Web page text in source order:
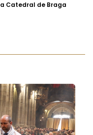
Catedral de Braga